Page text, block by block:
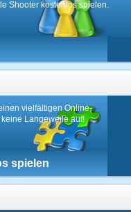
Shooter kostenlos spielen.
vielfältigen Online-
Langeweile auf!
spielen